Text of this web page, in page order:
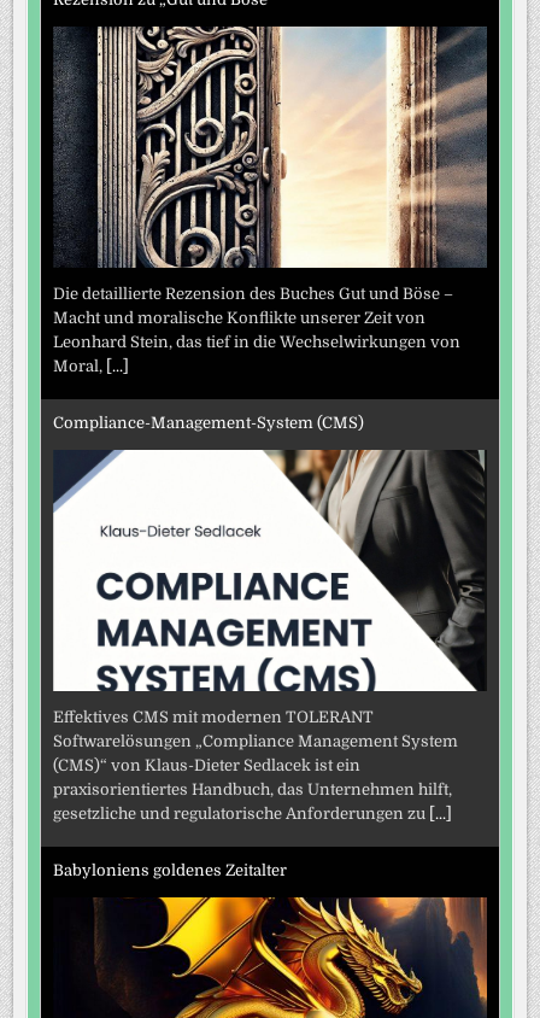
Die detaillierte Rezension des Buches Gut und Böse –
Macht und moralische Konflikte unserer Zeit von
Leonhard Stein, das tief in die Wechselwirkungen von
Moral, [...]
Compliance-Management-System (CMS)
Effektives CMS mit modernen TOLERANT
Softwarelösungen „Compliance Management System
(CMS)“ von Klaus-Dieter Sedlacek ist ein
praxisorientiertes Handbuch, das Unternehmen hilft,
gesetzliche und regulatorische Anforderungen zu [...]
Babyloniens goldenes Zeitalter